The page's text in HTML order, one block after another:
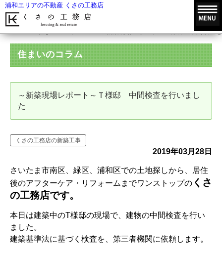
浦和エリアの不動産 くさの工務店
～新築現場レポート～Ｔ様邸 中間検査
住まいのコラム
～新築現場レポート～Ｔ様邸 中間検査を行いまし
た
くさの工務店の新築工事
2019年03月28日
さいたま市南区、緑区、浦和区での土地探しから、居住
後のアフターケア・リフォームまでワンストップの くさ
の工務店です。
本日は建築中のT様邸の現場で、建物の中間検査を行い
ました。
建築基準法に基づく検査を、第三者機関に依頼します。